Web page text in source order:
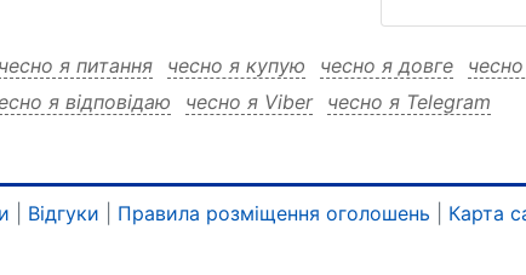
чесно я питання чесно я купую чесно я довге
чесно
я відповідаю чесно я Viber
чесно я Telegram
0633013356 волосся
чесно я 0633013356
Відгуки Правила розміщення оголошень Карта